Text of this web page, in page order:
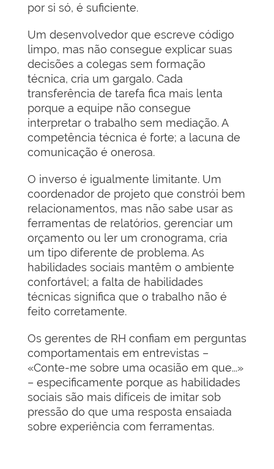
por si só, é suficiente.
Um desenvolvedor que escreve código
limpo, mas não consegue explicar suas
decisões a colegas sem formação
técnica, cria um gargalo. Cada
transferência de tarefa fica mais lenta
porque a equipe não consegue
interpretar o trabalho sem mediação. A
competência técnica é forte; a lacuna de
comunicação é onerosa.
O inverso é igualmente limitante. Um
coordenador de projeto que constrói bem
relacionamentos, mas não sabe usar as
ferramentas de relatórios, gerenciar um
orçamento ou ler um cronograma, cria
um tipo diferente de problema. As
habilidades sociais mantêm o ambiente
confortável; a falta de habilidades
técnicas significa que o trabalho não é
feito corretamente.
Os gerentes de RH confiam em perguntas
comportamentais em entrevistas –
«Conte-me sobre uma ocasião em que...»
– especificamente porque as habilidades
sociais são mais difíceis de imitar sob
pressão do que uma resposta ensaiada
sobre experiência com ferramentas.